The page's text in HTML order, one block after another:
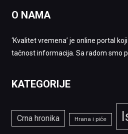
O NAMA
‘Kvalitet vremena’ je online portal
tačnost informacija. Sa radom smo
KATEGORIJE
Crna hronika Hrana i piće